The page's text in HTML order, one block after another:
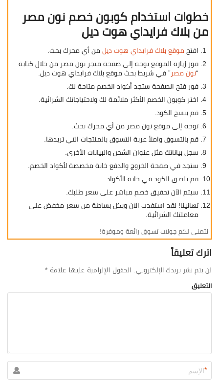
خطوات استخدام كوبون خصم نون مصر
من بلاك فرايداي هوت ديل
افتحموقع بلاك فرايداي هوت ديلمن أي محرك بحث.
فور زيارة الموقع توجه إلى صفحة متجر نون مصر من خلال كتابة
“نون مصر” في شريط بحث موقع بلاك فرايداي هوت ديل.
فور فتح الصفحة ستجد أكواد الخصم متاحة لك.
اختر كوبون الخصم الأكثر ملائمة لك ولاحتياجاتك الشرائية.
قم بنسخ الكود.
توجه إلى موقع نون مصر من أي محرك بحث.
قم بالتسوق واملأ عربة التسوق بالمنتجات التي تريدها.
سجل بياناتك مثل عنوان الشحن والبيانات الأخرى.
ستجد في صفحة الخروج والدفع خانة مخصصة لأكواد الخصم.
قم بلصق الكود في خانة الأكواد.
سيتم الآن تحقيق خصم مباشر على سعر طلبك.
تهانينا! لقد استفدت الآن وبكل بساطة من سعر مخفض على
معاملتك الشرائية.
نتمنى لكم جولات تسوق رائعة وموفرة!
اترك تعليقاً
لن يتم نشر بريدك الإلكتروني. الحقول الإلزامية عليها علامة *
التعليق
*